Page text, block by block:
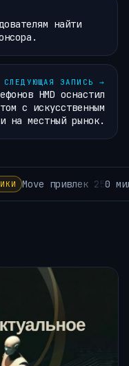
найти
СЛЕДУЮЩАЯ ЗАПИСЬ →
HMD оснастил
с искусственным
на местный рынок.
Move привлек 250